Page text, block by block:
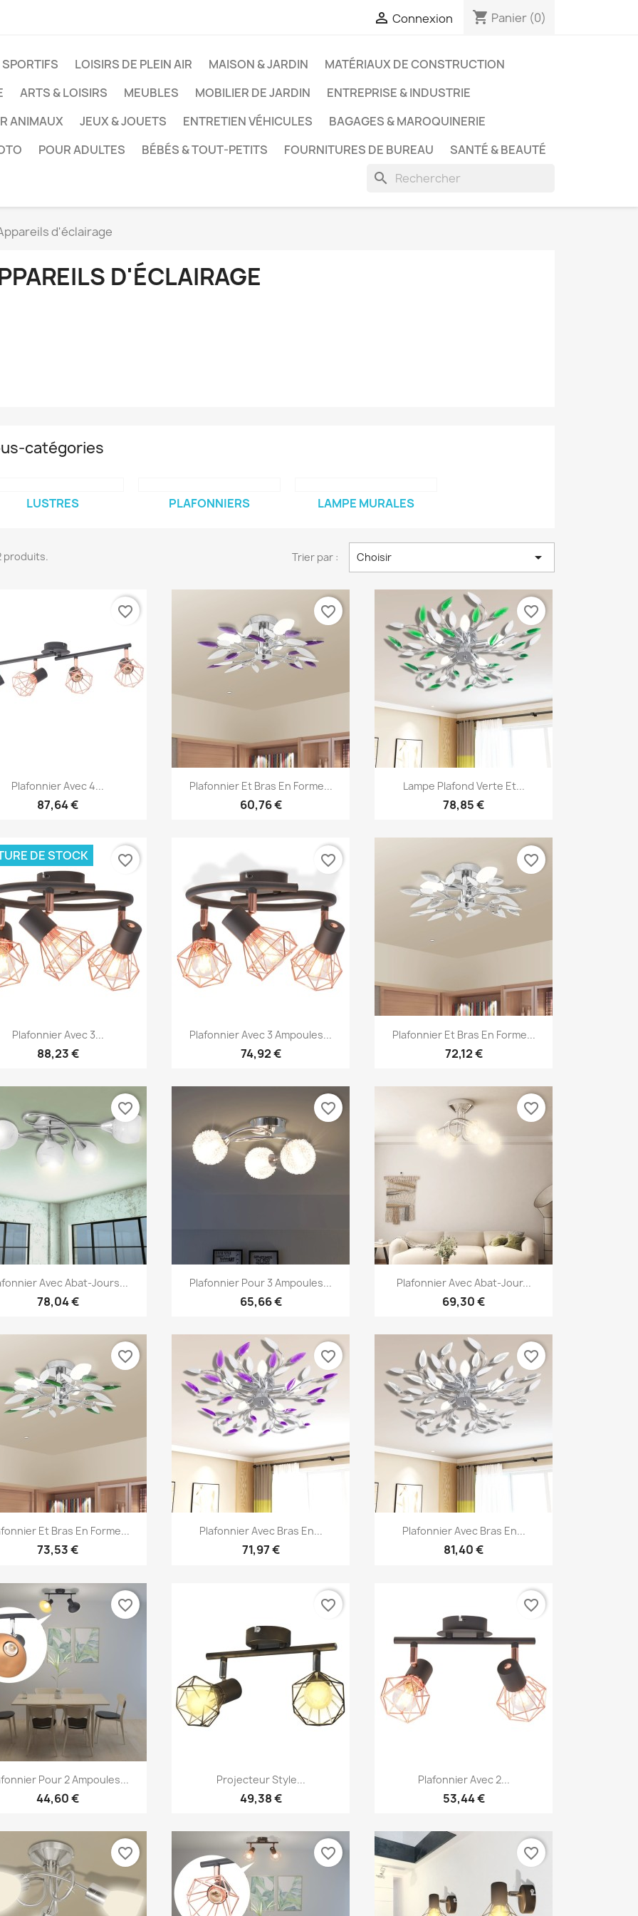
 Connexion shopping_cart Panier (0)
LOISIRS DE PLEIN AIR MAISON & JARDIN
MATÉRIAUX DE CONSTRUCTION
ARTS & LOISIRS MEUBLES MOBILIER DE JARDIN
ENTREPRISE & INDUSTRIE
ANIMAUX
JEUX & JOUETS ENTRETIEN VÉHICULES
BAGAGES & MAROQUINERIE
POUR ADULTES BÉBÉS & TOUT-PETITS FOURNITURES DE BUREAU SANTÉ & BEAUTÉ
search
d'éclairage
D'ÉCLAIRAGE
catégories
LUSTRES PLAFONNIERS LAMPE MURALES
produits. Trier par : Choisir 
Aperçu rapide
Plafonnier Avec 4...
87,64 €
favorite_border
Aperçu rapide
Plafonnier Et Bras En Forme...
60,76 €
favorite_border
Aperçu rapide
Lampe Plafond Verte Et...
78,85 €
favorite_border
Aperçu rapide
Plafonnier Avec 3...
88,23 €
DE STOCK favorite_border
Aperçu rapide
Plafonnier Avec 3 Ampoules...
74,92 €
favorite_border
Aperçu rapide
Plafonnier Et Bras En Forme...
72,12 €
favorite_border
Aperçu rapide
Avec Abat-Jours...
78,04 €
favorite_border
Aperçu rapide
Plafonnier Pour 3 Ampoules...
65,66 €
favorite_border
Aperçu rapide
Plafonnier Avec Abat-Jour...
69,30 €
favorite_border
Aperçu rapide
Et Bras En Forme...
73,53 €
favorite_border
Aperçu rapide
Plafonnier Avec Bras En...
71,97 €
favorite_border
Aperçu rapide
Plafonnier Avec Bras En...
81,40 €
favorite_border
Aperçu rapide
Pour 2 Ampoules...
44,60 €
favorite_border
Aperçu rapide
Projecteur Style...
49,38 €
favorite_border
Aperçu rapide
Plafonnier Avec 2...
53,44 €
favorite_border
favorite_border favorite_border favorite_border